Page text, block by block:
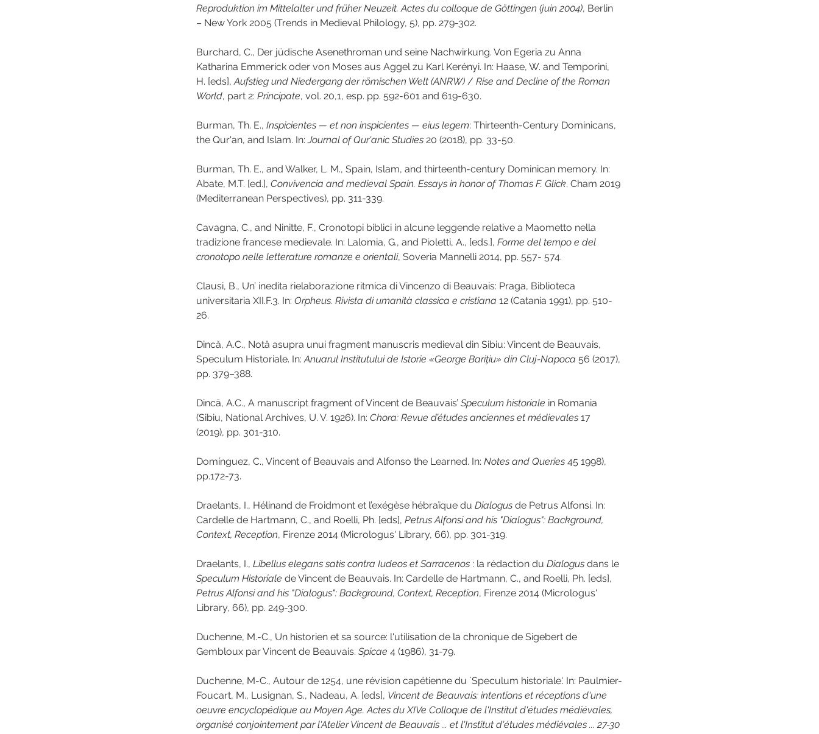
Reproduktion im Mittelalter und früher Neuzeit. Actes du colloque de Göttingen (juin 2004), Berlin
– New York 2005 (Trends in Medieval Philology, 5), pp. 279-302.
Burchard, C., Der jüdische Asenethroman und seine Nachwirkung. Von Egeria zu Anna
Katharina Emmerick oder von Moses aus Aggel zu Karl Kerényi. In: Haase, W. and Temporini,
H. [eds], Aufstieg und Niedergang der römischen Welt (ANRW) / Rise and Decline of the Roman
World, part 2: Principate, vol. 20,1, esp. pp. 592-601 and 619-630.
Burman, Th. E., Inspicientes — et non inspicientes — eius legem: Thirteenth-Century Dominicans,
the Qur'an, and Islam. In: Journal of Qur'anic Studies 20 (2018), pp. 33-50.
Burman, Th. E., and Walker, L. M., Spain, Islam, and thirteenth-century Dominican memory. In:
Abate, M.T. [ed.], Convivencia and medieval Spain. Essays in honor of Thomas F. Glick. Cham 2019
(Mediterranean Perspectives), pp. 311-339.
Cavagna, C., and Ninitte, F., Cronotopi biblici in alcune leggende relative a Maometto nella
tradizione francese medievale. In: Lalomia, G., and Pioletti, A., [eds.], Forme del tempo e del
cronotopo nelle letterature romanze e orientali, Soveria Mannelli 2014, pp. 557- 574.
Clausi, B., Un’ inedita rielaborazione ritmica di Vincenzo di Beauvais: Praga, Biblioteca
universitaria XII.F.3. In: Orpheus. Rivista di umanità classica e cristiana 12 (Catania 1991), pp. 510-
26.
Dincă, A.C., Notă asupra unui fragment manuscris medieval din Sibiu: Vincent de Beauvais,
Speculum Historiale. In: Anuarul Institutului de Istorie «George Bariţiu» din Cluj-Napoca 56 (2017),
pp. 379–388.
Dincă, A.C., A manuscript fragment of Vincent de Beauvais’ Speculum historiale in Romania
(Sibiu, National Archives, U. V. 1926). In: Chora: Revue d’études anciennes et médievales 17
(2019), pp. 301-310.
Domínguez, C., Vincent of Beauvais and Alfonso the Learned. In: Notes and Queries 45 1998),
pp.172-73.
Draelants, I., Hélinand de Froidmont et l’exégèse hébraïque du Dialogus de Petrus Alfonsi. In:
Cardelle de Hartmann, C., and Roelli, Ph. [eds], Petrus Alfonsi and his "Dialogus": Background,
Context, Reception, Firenze 2014 (Micrologus' Library, 66), pp. 301-319.
Draelants, I., Libellus elegans satis contra Iudeos et Sarracenos : la rédaction du Dialogus dans le
Speculum Historiale de Vincent de Beauvais. In: Cardelle de Hartmann, C., and Roelli, Ph. [eds],
Petrus Alfonsi and his "Dialogus": Background, Context, Reception, Firenze 2014 (Micrologus'
Library, 66), pp. 249-300.
Duchenne, M.-C., Un historien et sa source: l'utilisation de la chronique de Sigebert de
Gembloux par Vincent de Beauvais. Spicae 4 (1986), 31-79.
Duchenne, M-C., Autour de 1254, une révision capétienne du `Speculum historiale'. In: Paulmier-
Foucart, M., Lusignan, S., Nadeau, A. [eds], Vincent de Beauvais: intentions et réceptions d'une
oeuvre encyclopédique au Moyen Age. Actes du XIVe Colloque de l'Institut d'études médiévales,
organisé conjointement par l'Atelier Vincent de Beauvais ... et l'Institut d'études médiévales ... 27-30